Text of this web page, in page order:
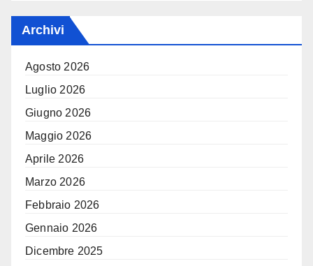
Archivi
Agosto 2026
Luglio 2026
Giugno 2026
Maggio 2026
Aprile 2026
Marzo 2026
Febbraio 2026
Gennaio 2026
Dicembre 2025